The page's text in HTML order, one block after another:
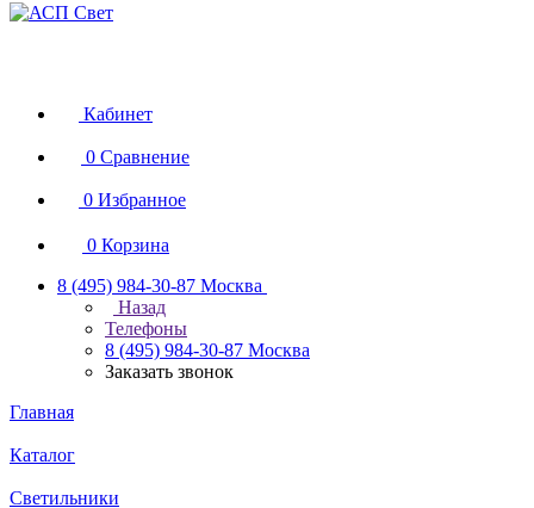
Кабинет
0 Сравнение
0 Избранное
0 Корзина
8 (495) 984-30-87 Москва
Назад
Телефоны
8 (495) 984-30-87 Москва
Заказать звонок
Главная
Каталог
Светильники